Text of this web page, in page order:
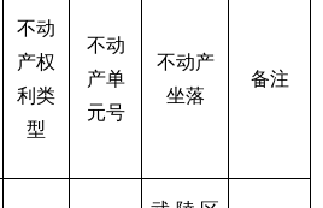
不动
产权
利类
型
不动
产单
元号
不动产
坐落
备注